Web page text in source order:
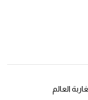
العالم